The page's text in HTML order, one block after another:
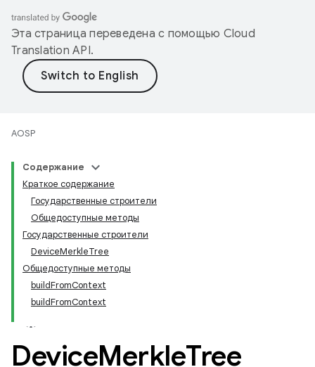
Эта страница переведена с помощью Cloud
Translation API.
AOSP
Содержание
Краткое содержание
Государственные строители
Общедоступные методы
Государственные строители
DeviceMerkleTree
Общедоступные методы
buildFromContext
buildFromContext
DeviceMerkleTree